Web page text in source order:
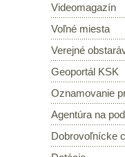
Videomagazín
Voľné miesta
Verejné
Geoportál KSK
Oznamovanie
Agentúra na
Dobrovoľnícke